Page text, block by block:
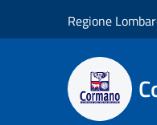
Regione